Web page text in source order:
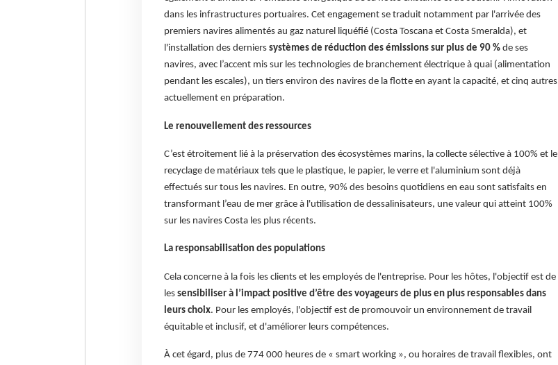
dans les infrastructures portuaires. Cet engagement se traduit notamment par l'arrivée des
premiers navires alimentés au gaz naturel liquéfié (Costa Toscana et Costa Smeralda), et
l'installation des derniers systèmes de réduction des émissions sur plus de 90 % de ses
navires, avec l’accent mis sur les technologies de branchement électrique à quai (alimentation
pendant les escales), un tiers environ des navires de la flotte en ayant la capacité, et cinq autres
actuellement en préparation.
Le renouvellement des ressources
C’est étroitement lié à la préservation des écosystèmes marins, la collecte sélective à 100% et le
recyclage de matériaux tels que le plastique, le papier, le verre et l'aluminium sont déjà
effectués sur tous les navires. En outre, 90% des besoins quotidiens en eau sont satisfaits en
transformant l’eau de mer grâce à l'utilisation de dessalinisateurs, une valeur qui atteint 100%
sur les navires Costa les plus récents.
La responsabilisation des populations
Cela concerne à la fois les clients et les employés de l'entreprise. Pour les hôtes, l'objectif est de
les sensibiliser à l’impact positive d’être des voyageurs de plus en plus responsables dans
leurs choix. Pour les employés, l'objectif est de promouvoir un environnement de travail
équitable et inclusif, et d'améliorer leurs compétences.
À cet égard, plus de 774 000 heures de « smart working », ou horaires de travail flexibles, ont